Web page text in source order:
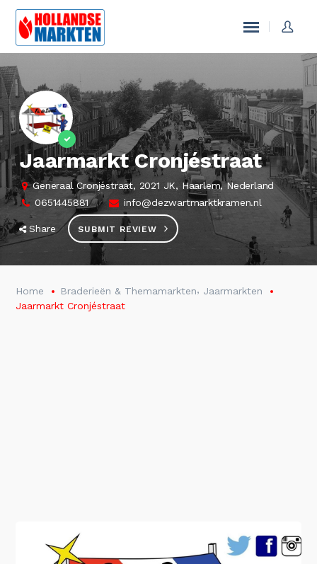
Jaarmarkt Cronjéstraat
Generaal Cronjéstraat, 2021 JK, Haarlem, Nederland
0651445881
info@dezwartmarktkramen.nl
Share SUBMIT REVIEW
Home Braderieën & Themamarkten, Jaarmarkten
Jaarmarkt Cronjéstraat